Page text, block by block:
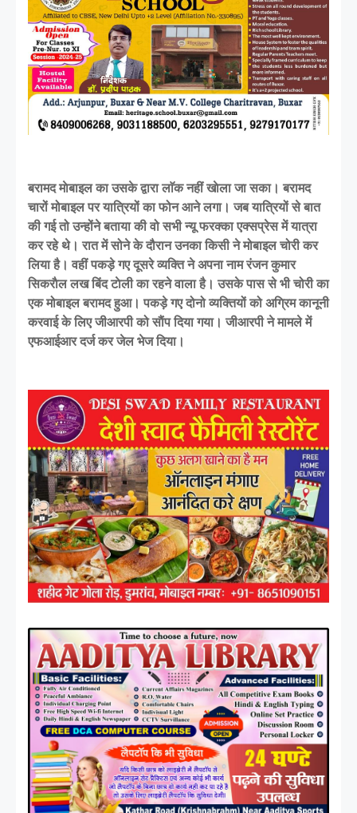
बरामद माेबाइल का उसके द्वारा लाॅक नहीं खाेला जा सका। बरामद
चारों मोबाइल पर यात्रियों का फोन आने लगा। जब यात्रियों से बात
की गई तो उन्होंने बताया की वो सभी न्यू फरक्का एक्सप्रेस में यात्रा
कर रहे थे। रात में सोने के दौरान उनका किसी ने मोबाइल चोरी कर
लिया है। वहीं पकड़े गए दूसरे व्यक्ति ने अपना नाम रंजन कुमार
सिकराैल लख बिंद टाेली का रहने वाला है। उसके पास से भी चोरी का
एक मोबाइल बरामद हुआ। पकड़े गए दोनो व्यक्तियों को अग्रिम कानूनी
करवाई के लिए जीआरपी को साैंप दिया गया। जीआरपी ने मामले में
एफआईआर दर्ज कर जेल भेज दिया।